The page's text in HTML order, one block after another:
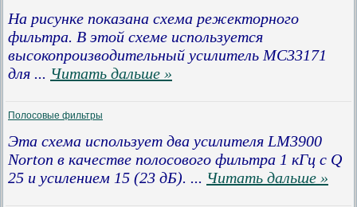
На рисунке показана схема режекторного
фильтра. В этой схеме используется
высокопроизводительный усилитель MC33171
для ... Читать дальше »
Полосовые фильтры
Эта схема использует два усилителя LM3900
Norton в качестве полосового фильтра 1 кГц с Q
25 и усилением 15 (23 дБ). ... Читать дальше »